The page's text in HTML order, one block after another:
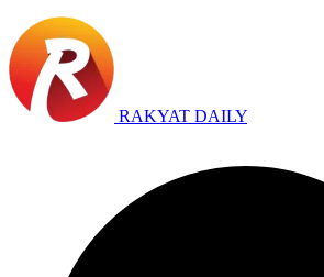
RAKYAT DAILY